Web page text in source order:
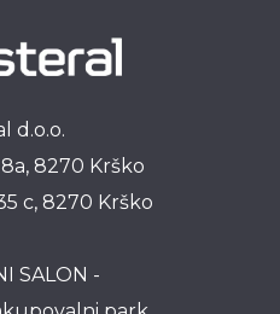
d.o.o.
8270 Krško
c, 8270 Krško
SALON -